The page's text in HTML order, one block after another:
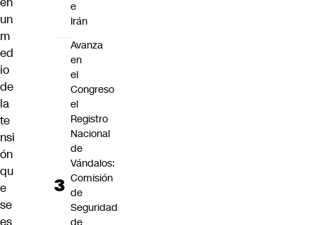
un
m
ed
io
de
la
te
nsi
ón
qu
e
se
es
e
Irán
Avanza
en
el
Congreso
el
Registro
Nacional
de
Vándalos:
Comisión
de
Seguridad
de